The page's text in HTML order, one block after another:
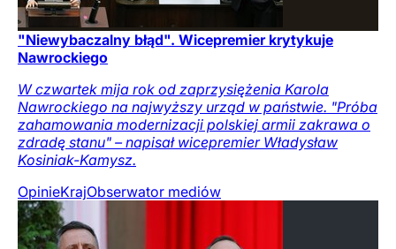
"Niewybaczalny błąd". Wicepremier krytykuje
Nawrockiego
W czwartek mija rok od zaprzysiężenia Karola
Nawrockiego na najwyższy urząd w państwie. "Próba
zahamowania modernizacji polskiej armii zakrawa o
zdradę stanu" – napisał wicepremier Władysław
Kosiniak-Kamysz.
OpinieKrajObserwator mediów